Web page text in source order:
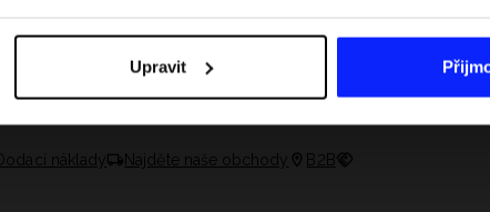
Upravit
závodů, rekordy a nejlepší jezdci F1
náklady Najděte naše obchody B2B